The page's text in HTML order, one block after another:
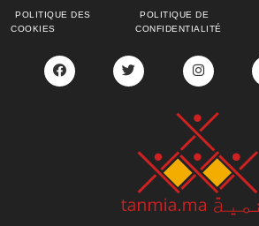
POLITIQUE DES
COOKIES
POLITIQUE DE
CONFIDENTIALITÉ